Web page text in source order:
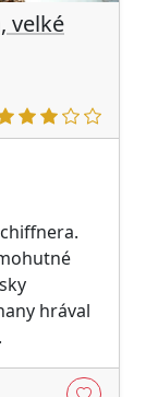
velké
hrával